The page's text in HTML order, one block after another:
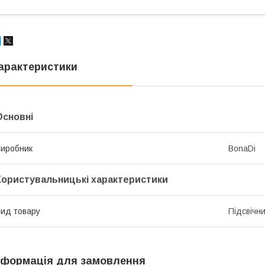
BonaDi
характеристики
товару
для замовлення